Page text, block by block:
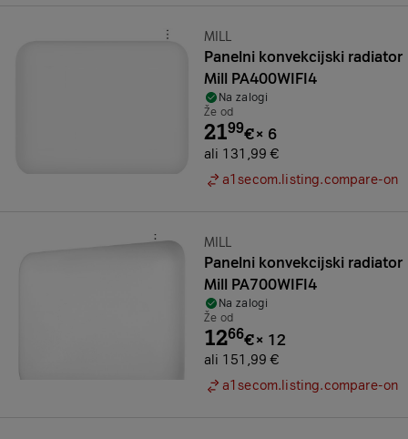
Znamka:
MILL
Panelni konvekcijski radiator
Mill PA400WIFI4
Na zalogi
Že od
2199€× 6
ali 131,99 €
a1secom.listing.compare-on
Znamka:
MILL
Panelni konvekcijski radiator
Mill PA700WIFI4
Na zalogi
Že od
1266€× 12
ali 151,99 €
a1secom.listing.compare-on